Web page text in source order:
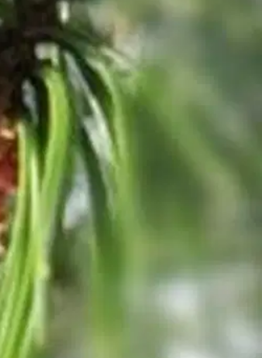
että sinä alkaisit elää ilman pelkoja, että sinun sisäinen minäsi
Jumalan sanasta todella vaarin.
Hänet ja kunnioittamaan Häntä, sekä löytämään sisäisen
keskellä, sekä löydöistä elämän tiellä.